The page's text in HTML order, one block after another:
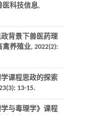
医科技信息,
背景下兽医药理
禽养殖业, 2022(2):
课程思政的探索
(3): 13-15.
与毒理学》课程